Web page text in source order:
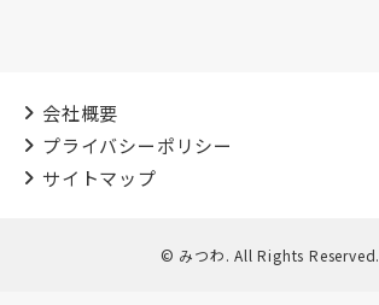
会社概要
プライバシーポリシー
サイトマップ
© みつわ. All Rights Reserved.